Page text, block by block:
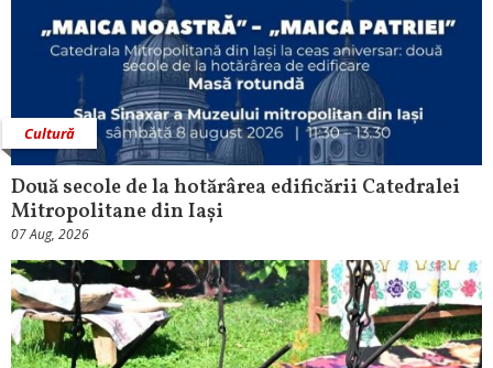
Cultură
Două secole de la hotărârea edificării Catedralei
Mitropolitane din Iași
07 Aug, 2026